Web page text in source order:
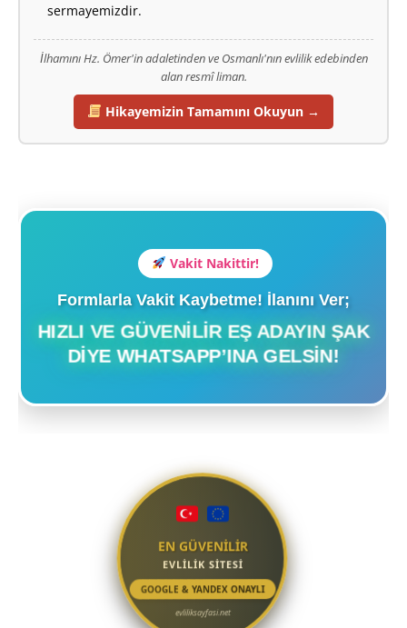
sermayemizdir.
İlhamını Hz. Ömer'in adaletinden ve Osmanlı'nın evlilik edebinden
alan resmî liman.
Hikayemizin Tamamını Okuyun →
Vakit Nakittir!
Formlarla Vakit Kaybetme! İlanını Ver;
HIZLI VE GÜVENILIR EŞ ADAYIN ŞAK
DIYE WHATSAPP’INA GELSIN!
EN GÜVENİLİR
EVLİLİK SİTESİ
GOOGLE & YANDEX ONAYLI
evliliksayfasi.net